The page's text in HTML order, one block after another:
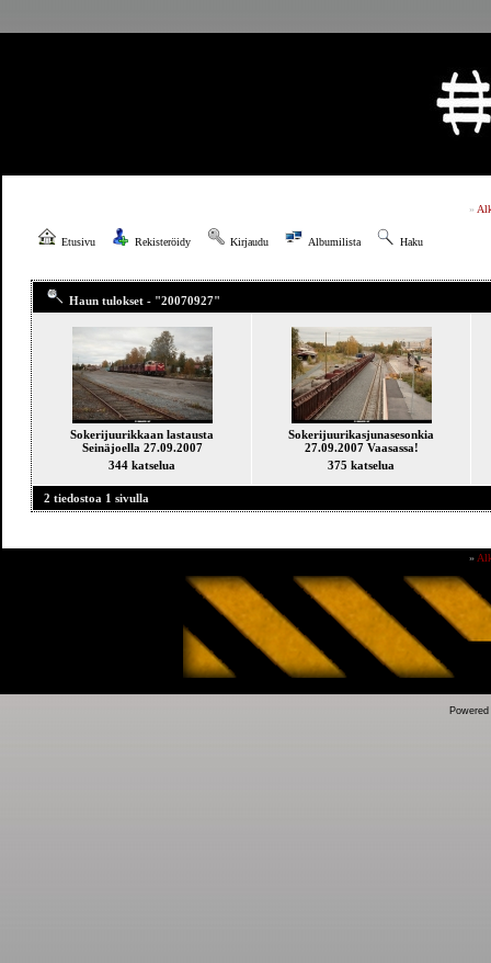
»
Etusivu Rekisteröidy Kirjaudu Albumilista Haku
Haun tulokset - "20070927"
Sokerijuurikkaan lastausta
Seinäjoella 27.09.2007
344 katselua
Sokerijuurikasjunasesonkia
27.09.2007 Vaasassa!
375 katselua
2 tiedostoa 1 sivulla
»